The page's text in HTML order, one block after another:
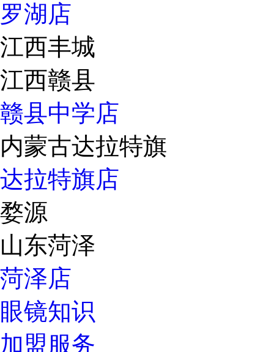
罗湖店
江西丰城
江西赣县
赣县中学店
内蒙古达拉特旗
达拉特旗店
婺源
山东菏泽
菏泽店
眼镜知识
加盟服务